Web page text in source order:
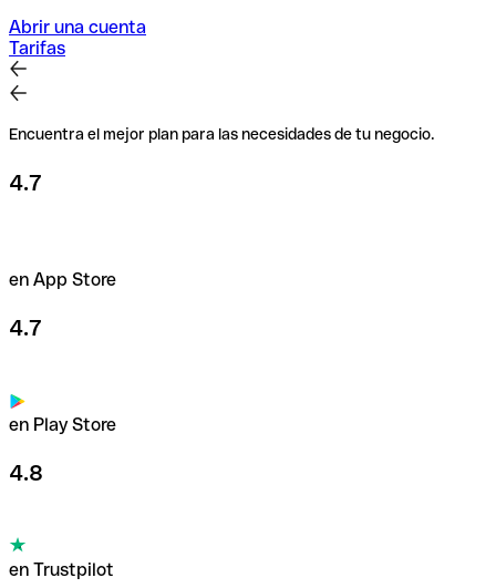
Abrir una cuenta
Tarifas
Encuentra el mejor plan para las necesidades de tu negocio.
4.7
en App Store
4.7
en Play Store
4.8
en Trustpilot